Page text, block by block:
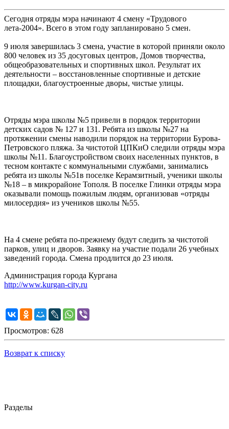
Сегодня отряды мэра начинают 4 смену «Трудового
лета-2004». Всего в этом году запланировано 5 смен.
9 июля завершилась 3 смена, участие в которой приняли около
800 человек из 35 досуговых центров, Домов творчества,
общеобразовательных и спортивных школ. Результат их
деятельности – восстановленные спортивные и детские
площадки, благоустроенные дворы, чистые улицы.
Отряды мэра школы №5 привели в порядок территории
детских садов № 127 и 131. Ребята из школы №27 на
протяжении смены наводили порядок на территории Бурова-
Петровского пляжа. За чистотой ЦПКиО следили отряды мэра
школы №11. Благоустройством своих населенных пунктов, в
тесном контакте с коммунальными службами, занимались
ребята из школы №51в поселке Керамзитный, ученики школы
№18 – в микрорайоне Тополя. В поселке Глинки отряды мэра
оказывали помощь пожилым людям, организовав «отряды
милосердия» из учеников школы №55.
На 4 смене ребята по-прежнему будут следить за чистотой
парков, улиц и дворов. Заявку на участие подали 26 учебных
заведений города. Смена продлится до 23 июля.
Администрация города Кургана
http://www.kurgan-city.ru
Просмотров: 628
Возврат к списку
Разделы